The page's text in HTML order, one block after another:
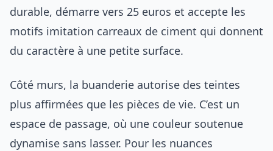
durable, démarre vers 25 euros et accepte les
motifs imitation carreaux de ciment qui donnent
du caractère à une petite surface.
Côté murs, la buanderie autorise des teintes
plus affirmées que les pièces de vie. C’est un
espace de passage, où une couleur soutenue
dynamise sans lasser. Pour les nuances